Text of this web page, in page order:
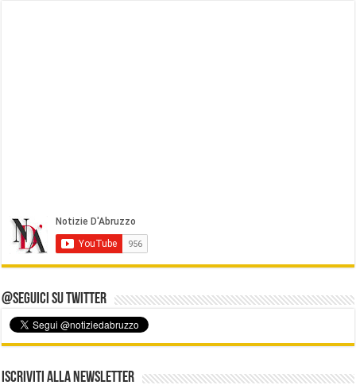
@Seguici su Twitter
Iscriviti alla Newsletter